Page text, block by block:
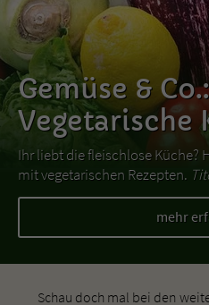
Gemüse & Co.:
Vegetarische
Ihr liebt die fleischlose Küche?
mit vegetarischen Rezepten.
mehr
Schau doch mal bei den